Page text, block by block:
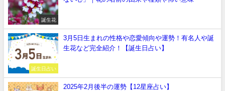
誕生花
誕生日占い
3月5日生まれの性格や恋愛傾向や運勢！有名人や誕
生花など完全紹介！【誕生日占い】
2025年2月後半の運勢【12星座占い】